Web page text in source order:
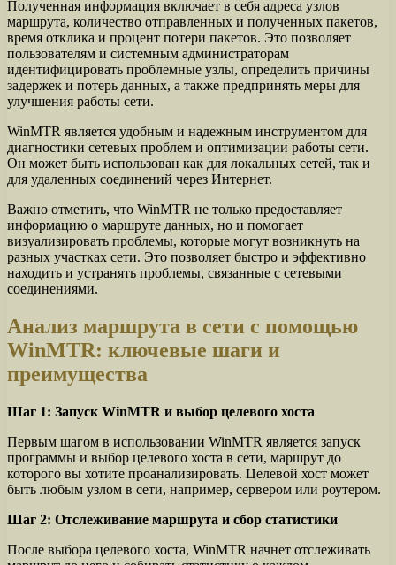
Полученная информация включает в себя адреса узлов
маршрута, количество отправленных и полученных пакетов,
время отклика и процент потери пакетов. Это позволяет
пользователям и системным администраторам
идентифицировать проблемные узлы, определить причины
задержек и потерь данных, а также предпринять меры для
улучшения работы сети.
WinMTR является удобным и надежным инструментом для
диагностики сетевых проблем и оптимизации работы сети.
Он может быть использован как для локальных сетей, так и
для удаленных соединений через Интернет.
Важно отметить, что WinMTR не только предоставляет
информацию о маршруте данных, но и помогает
визуализировать проблемы, которые могут возникнуть на
разных участках сети. Это позволяет быстро и эффективно
находить и устранять проблемы, связанные с сетевыми
соединениями.
Анализ маршрута в сети с помощью
WinMTR: ключевые шаги и
преимущества
Шаг 1: Запуск WinMTR и выбор целевого хоста
Первым шагом в использовании WinMTR является запуск
программы и выбор целевого хоста в сети, маршрут до
которого вы хотите проанализировать. Целевой хост может
быть любым узлом в сети, например, сервером или роутером.
Шаг 2: Отслеживание маршрута и сбор статистики
После выбора целевого хоста, WinMTR начнет отслеживать